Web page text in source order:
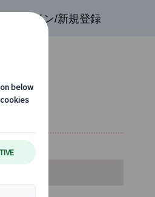
ログイン/新規登録
)